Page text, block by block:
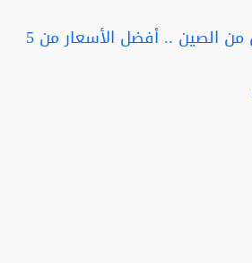
ربما تفيدك قراءة : استيراد ملابس اطفال من الصين .. أفضل الأسعار من 5